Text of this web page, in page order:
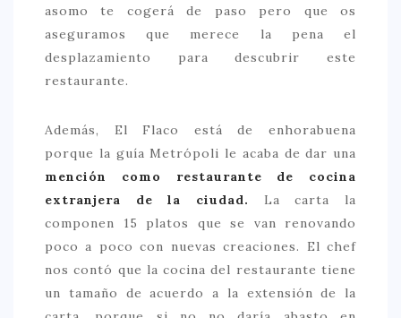
GOURMET
HEALTHY
CONTACTO
asomo te cogerá de paso pero que os
aseguramos que merece la pena el
desplazamiento para descubrir este
restaurante.
Además, El Flaco está de enhorabuena
porque la guía Metrópoli le acaba de dar una
mención como restaurante de cocina
extranjera de la ciudad. La carta la
componen 15 platos que se van renovando
poco a poco con nuevas creaciones. El chef
nos contó que la cocina del restaurante tiene
un tamaño de acuerdo a la extensión de la